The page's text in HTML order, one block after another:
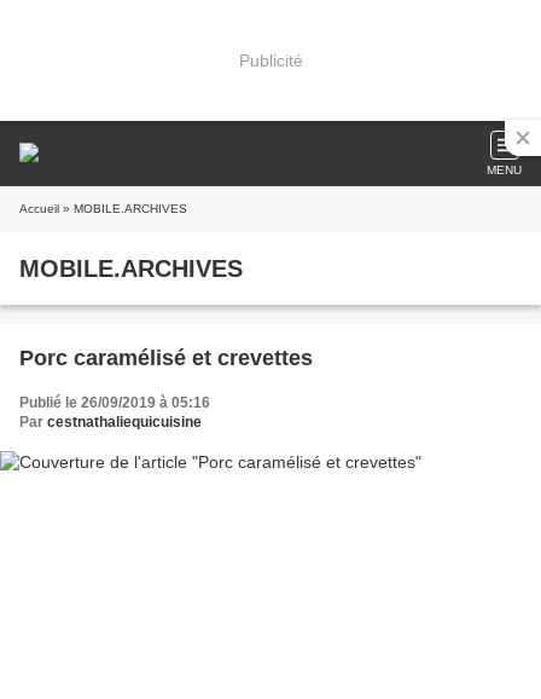
Publicité
MENU
Accueil » MOBILE.ARCHIVES
MOBILE.ARCHIVES
Porc caramélisé et crevettes
Publié le 26/09/2019 à 05:16
Par cestnathaliequicuisine